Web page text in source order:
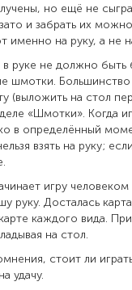
но ещё не
и забрать их
именно на руку, а не
в руке не должно
шмотки.
(выложить на стол
«Шмотки». Когда
в определённый
взять на руку;
игру
руку. Досталась
каждого вида.
на стол.
стоит ли
удачу.